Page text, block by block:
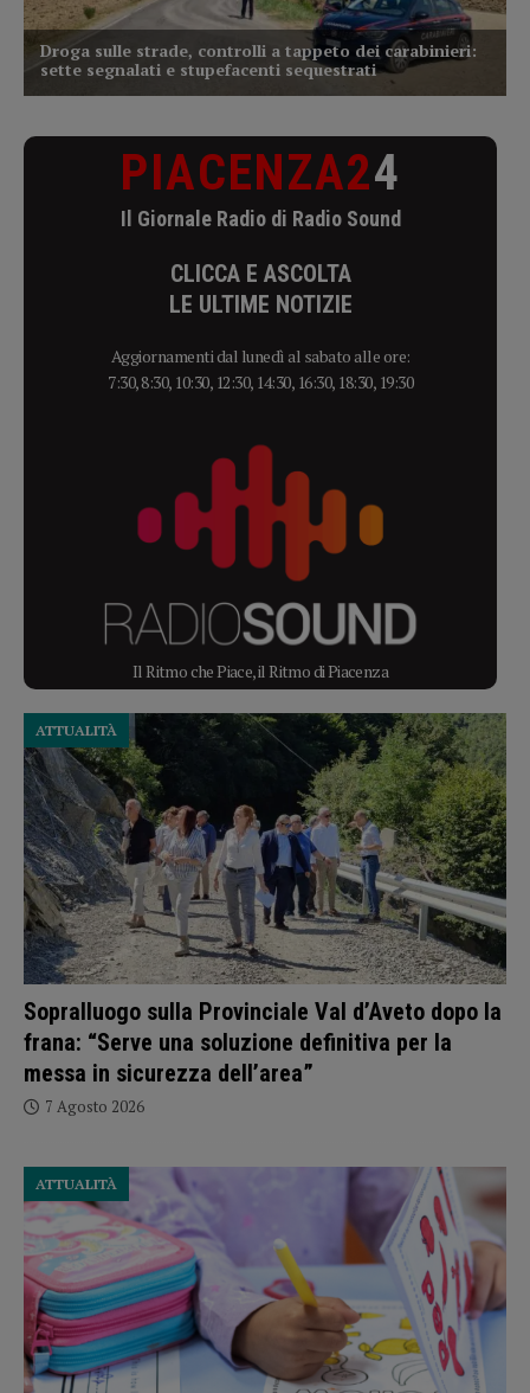
PIACENZA24
Il Giornale Radio di Radio Sound
CLICCA E ASCOLTA
LE ULTIME NOTIZIE
Aggiornamenti dal lunedì al sabato alle ore:
7:30, 8:30, 10:30, 12:30, 14:30, 16:30, 18:30, 19:30
Il Ritmo che Piace, il Ritmo di Piacenza
Sopralluogo sulla Provinciale Val d’Aveto dopo la
frana: “Serve una soluzione definitiva per la
messa in sicurezza dell’area”
ATTUALITÀ
7 Agosto 2026
ATTUALITÀ